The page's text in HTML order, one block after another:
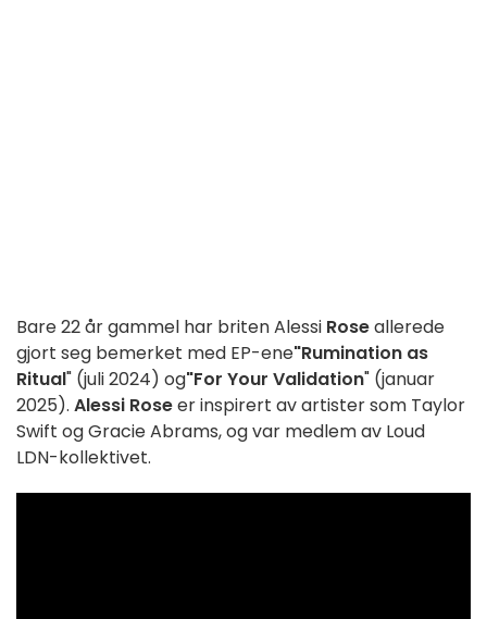
Bare 22 år gammel har briten Alessi Roseallerede
gjort seg bemerket med EP-ene"Rumination as
Ritual" (juli 2024) og"For Your Validation" (januar
2025). Alessi Roseer inspirert av artister som Taylor
Swift og Gracie Abrams, og var medlem av Loud
LDN-kollektivet.